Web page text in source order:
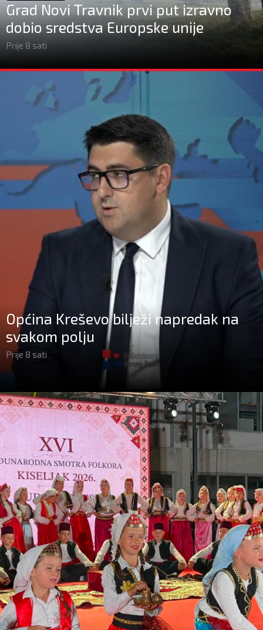
Grad Novi Travnik prvi put izravno
dobio sredstva Europske unije
Prije 8 sati
Općina Kreševo bilježi napredak na
svakom polju
Prije 8 sati